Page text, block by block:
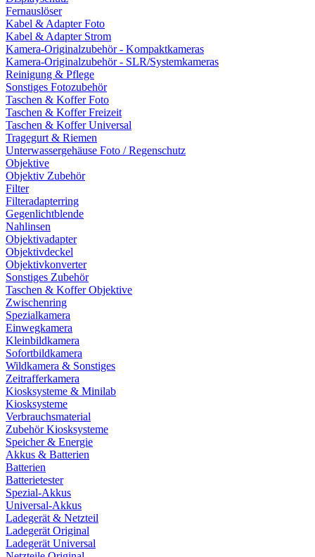
Fernauslöser
Kabel & Adapter Foto
Kabel & Adapter Strom
Kamera-Originalzubehör - Kompaktkameras
Kamera-Originalzubehör - SLR/Systemkameras
Reinigung & Pflege
Sonstiges Fotozubehör
Taschen & Koffer Foto
Taschen & Koffer Freizeit
Taschen & Koffer Universal
Tragegurt & Riemen
Unterwassergehäuse Foto / Regenschutz
Objektive
Objektiv Zubehör
Filter
Filteradapterring
Gegenlichtblende
Nahlinsen
Objektivadapter
Objektivdeckel
Objektivkonverter
Sonstiges Zubehör
Taschen & Koffer Objektive
Zwischenring
Spezialkamera
Einwegkamera
Kleinbildkamera
Sofortbildkamera
Wildkamera & Sonstiges
Zeitrafferkamera
Kiosksysteme & Minilab
Kiosksysteme
Verbrauchsmaterial
Zubehör Kiosksysteme
Speicher & Energie
Akkus & Batterien
Batterien
Batterietester
Spezial-Akkus
Universal-Akkus
Ladegerät & Netzteil
Ladegerät Original
Ladegerät Universal